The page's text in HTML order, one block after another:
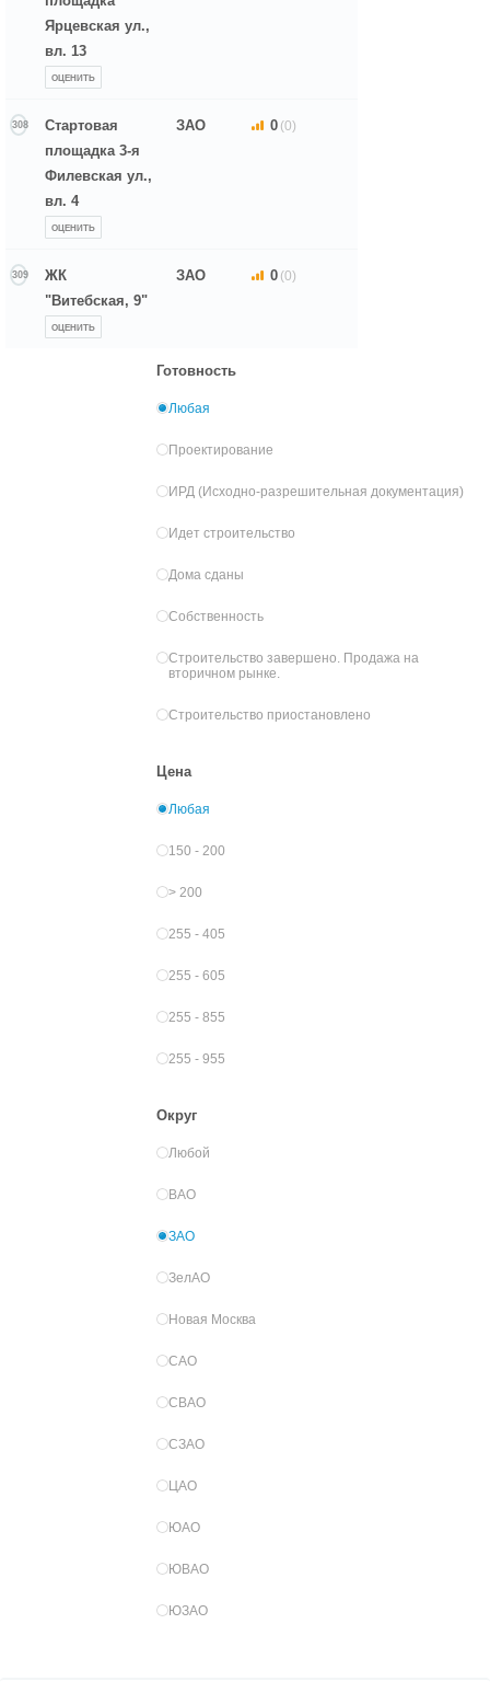
Ярцевская ул.,
вл. 13
ОЦЕНИТЬ
308
Стартовая
площадка 3-я
Филевская ул.,
вл. 4
ОЦЕНИТЬ
ЗАО 0 (0)
309
ЖК
"Витебская, 9"
ОЦЕНИТЬ
ЗАО 0 (0)
Готовность
Любая
Проектирование
ИРД (Исходно-разрешительная документация)
Идет строительство
Дома сданы
Собственность
Строительство завершено. Продажа на
вторичном рынке.
Строительство приостановлено
Цена
Любая
150 - 200
> 200
255 - 405
255 - 605
255 - 855
255 - 955
Округ
Любой
ВАО
ЗАО
ЗелАО
Новая Москва
САО
СВАО
СЗАО
ЦАО
ЮАО
ЮВАО
ЮЗАО